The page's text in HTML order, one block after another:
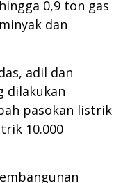
0,9 ton gas
dan
adil dan
dilakukan
pasokan listrik
10.000